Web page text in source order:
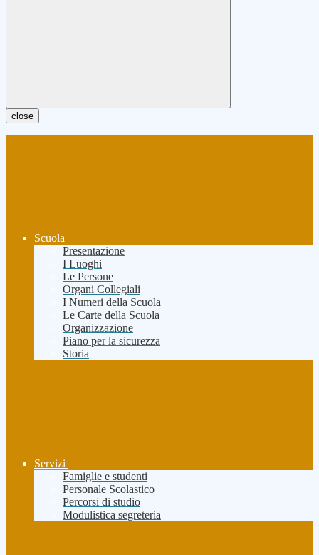
close
Scuola
Presentazione
I Luoghi
Le Persone
Organi Collegiali
I Numeri della Scuola
Le Carte della Scuola
Organizzazione
Piano per la sicurezza
Storia
Servizi
Famiglie e studenti
Personale Scolastico
Percorsi di studio
Modulistica segreteria